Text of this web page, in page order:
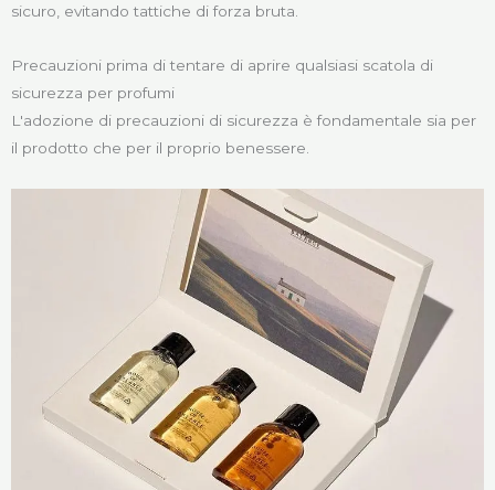
sicuro, evitando tattiche di forza bruta.
Precauzioni prima di tentare di aprire qualsiasi scatola di
sicurezza per profumi
L'adozione di precauzioni di sicurezza è fondamentale sia per
il prodotto che per il proprio benessere.